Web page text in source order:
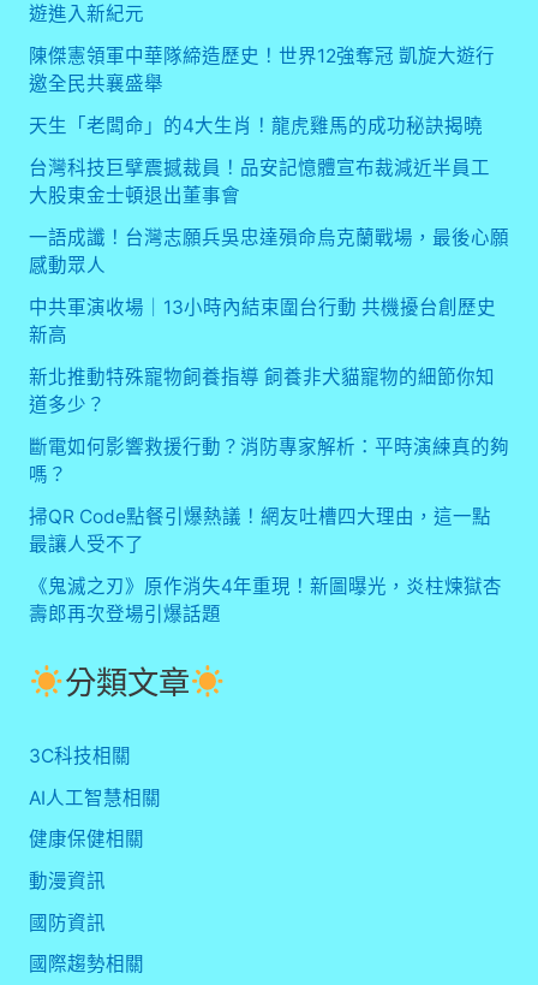
遊進入新紀元
陳傑憲領軍中華隊締造歷史！世界12強奪冠 凱旋大遊行
邀全民共襄盛舉
天生「老闆命」的4大生肖！龍虎雞馬的成功秘訣揭曉
台灣科技巨擘震撼裁員！品安記憶體宣布裁減近半員工
大股東金士頓退出董事會
一語成讖！台灣志願兵吳忠達殞命烏克蘭戰場，最後心願
感動眾人
中共軍演收場｜13小時內結束圍台行動 共機擾台創歷史
新高
新北推動特殊寵物飼養指導 飼養非犬貓寵物的細節你知
道多少？
斷電如何影響救援行動？消防專家解析：平時演練真的夠
嗎？
掃QR Code點餐引爆熱議！網友吐槽四大理由，這一點
最讓人受不了
《鬼滅之刃》原作消失4年重現！新圖曝光，炎柱煉獄杏
壽郎再次登場引爆話題
分類文章
3C科技相關
AI人工智慧相關
健康保健相關
動漫資訊
國防資訊
國際趨勢相關